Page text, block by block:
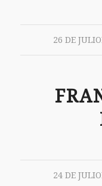
26 DE
24 DE